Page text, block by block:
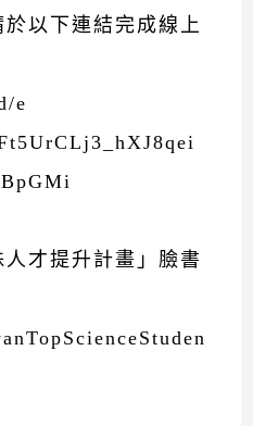
以下連結完成線上
e
才提升計畫」臉書